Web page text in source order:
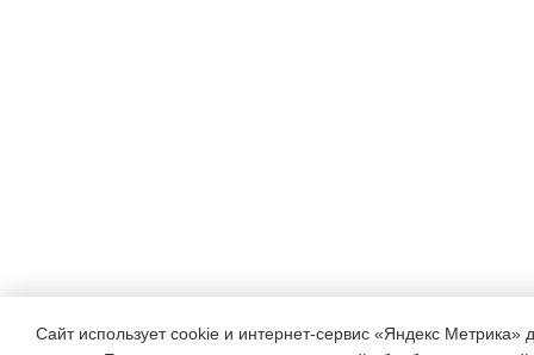
Сайт использует cookie и интернет-сервис «Яндекс Метрика»